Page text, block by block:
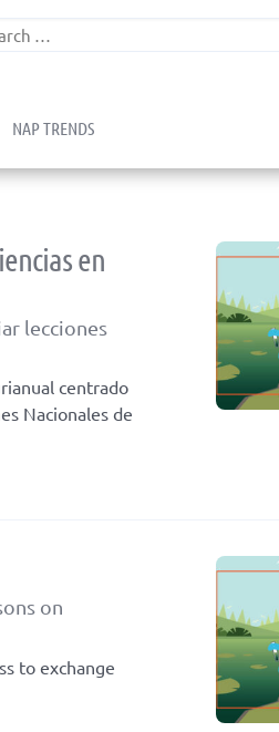
child menu
NAP TRENDS
en
lecciones
centrado
Nacionales de
on
to exchange